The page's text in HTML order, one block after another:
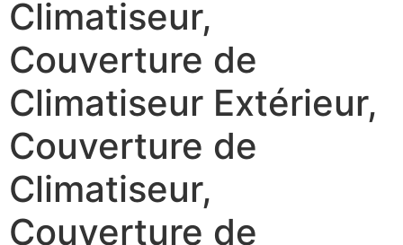
Climatiseur,
Couverture de
Climatiseur Extérieur,
Couverture de
Climatiseur,
Couverture de